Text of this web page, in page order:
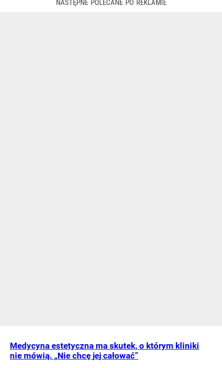
Medycyna estetyczna ma skutek, o którym kliniki
nie mówią. „Nie chcę jej całować”